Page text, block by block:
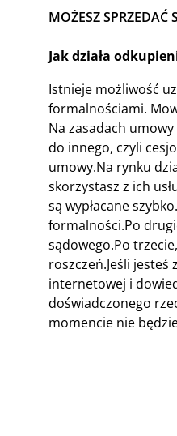
MOŻESZ SPRZEDAĆ
Jak działa
Istnieje możliwość
formalnościami.
Na zasadach
do innego, czyli
umowy.Na rynku
skorzystasz z ich
są wypłacane
formalności.Po
sądowego.Po
roszczeń.Jeśli
internetowej i
doświadczonego
momencie nie